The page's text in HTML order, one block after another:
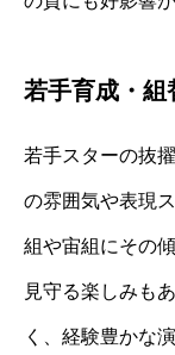
若手育成・組
若手スターの抜
の雰囲気や表現
組や宙組にその
見守る楽しみも
く、経験豊かな